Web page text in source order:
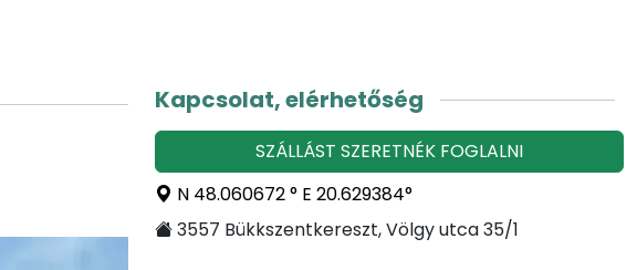
Kapcsolat, elérhetőség
SZÁLLÁST SZERETNÉK FOGLALNI
N 48.060672 ° E 20.629384°
3557 Bükkszentkereszt, Völgy utca 35/1